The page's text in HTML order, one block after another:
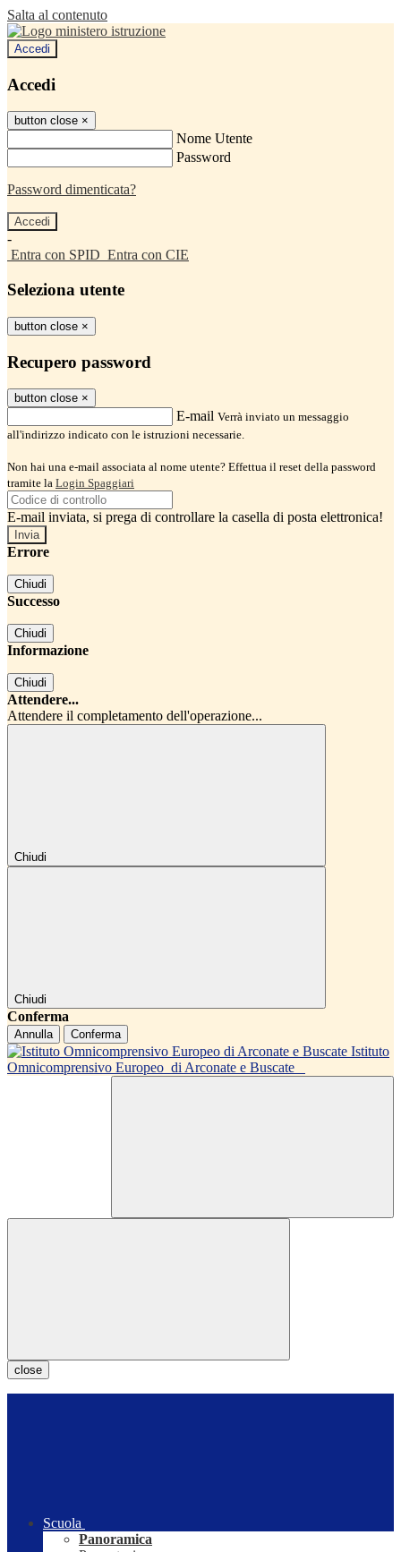
Salta al contenuto
Accedi
Accedi
button close ×
Nome Utente
Password
Password dimenticata?
-
Entra con SPID Entra con CIE
Seleziona utente
button close ×
Recupero password
button close ×
E-mail Verrà inviato un messaggio
all'indirizzo indicato con le istruzioni necessarie.
Non hai una e-mail associata al nome utente? Effettua il reset della password
tramite la Login Spaggiari
E-mail inviata, si prega di controllare la casella di posta elettronica!
Errore
Chiudi
Successo
Chiudi
Informazione
Chiudi
Attendere...
Attendere il completamento dell'operazione...
Chiudi
Chiudi
Conferma
Annulla Conferma
Istituto
Omnicomprensivo Europeo di Arconate e Buscate
close
Scuola
Panoramica